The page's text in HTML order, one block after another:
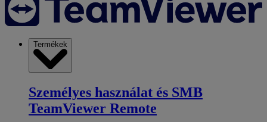
Termékek
Személyes használat és SMB
TeamViewer Remote